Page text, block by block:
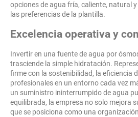
opciones de agua fría, caliente, natural
las preferencias de la plantilla.
Excelencia operativa y
Invertir en una fuente de agua por
trasciende la simple hidratación.
firme con la sostenibilidad, la eficiencia
profesionales en un entorno cada vez
un suministro ininterrumpido de agua
equilibrada, la empresa no solo mejora
que se posiciona como una